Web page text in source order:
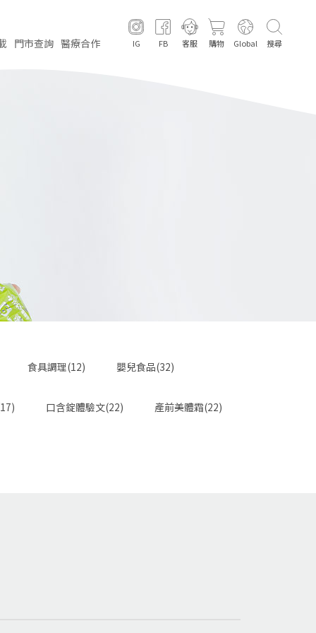
門市查詢 醫療合作 IG FB 客服 購物 Global 搜尋
食具調理(12) 嬰兒食品(32)
口含錠體驗文(22) 產前美體霜(22)